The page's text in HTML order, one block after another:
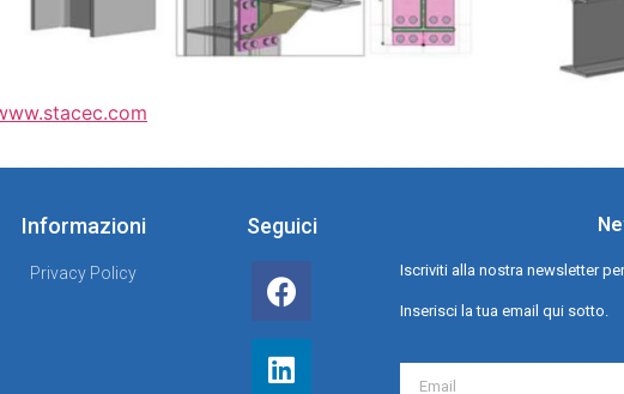
Informazioni
Privacy Policy
Seguici
Iscriviti alla nostra newsletter
Inserisci la tua email qui sotto.